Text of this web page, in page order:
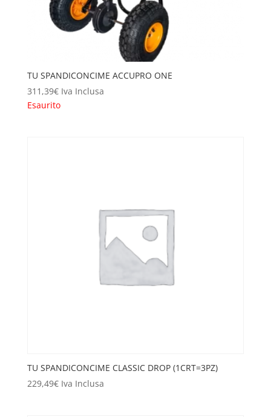
TU SPANDICONCIME ACCUPRO ONE
311,39€ Iva Inclusa
Esaurito
TU SPANDICONCIME CLASSIC DROP (1CRT=3PZ)
229,49€ Iva Inclusa